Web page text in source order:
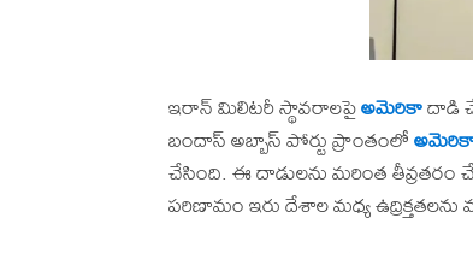
ఇరాన్ మిలిటరీ స్థావరాలపైఅమెరికాదాడి
బందాస్‌ అబ్బాస్‌ పోర్టు ప్రాంతంలో
చేసింది. ఈ దాడులను మరింత
పరిణామం ఇరు దేశాల మధ్య